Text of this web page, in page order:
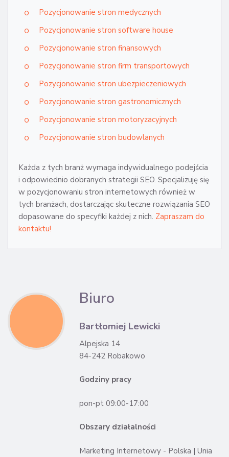
Pozycjonowanie stron medycznych
Pozycjonowanie stron software house
Pozycjonowanie stron finansowych
Pozycjonowanie stron firm transportowych
Pozycjonowanie stron ubezpieczeniowych
Pozycjonowanie stron gastronomicznych
Pozycjonowanie stron motoryzacyjnych
Pozycjonowanie stron budowlanych
Każda z tych branż wymaga indywidualnego podejścia
i odpowiednio dobranych strategii SEO. Specjalizuję się
w pozycjonowaniu stron internetowych również w
tych branżach, dostarczając skuteczne rozwiązania SEO
dopasowane do specyfiki każdej z nich. Zapraszam do
kontaktu!
Biuro
Bartłomiej Lewicki
Alpejska 14
84-242 Robakowo
Godziny pracy
pon-pt 09:00-17:00
Obszary działalności
Marketing Internetowy - Polska | Unia